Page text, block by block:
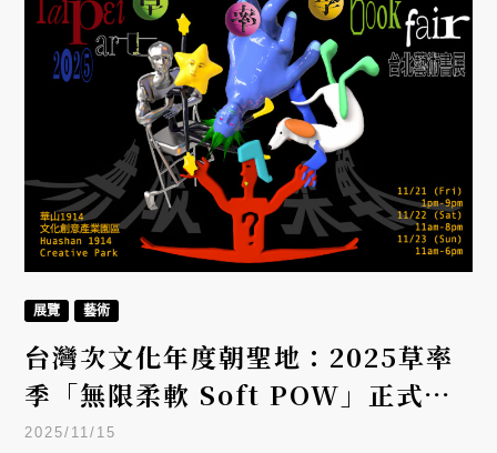
展覽 藝術
台灣次文化年度朝聖地：2025草率
季「無限柔軟 Soft POW」正式登
場！用9年打造另類藝術書展
2025/11/15